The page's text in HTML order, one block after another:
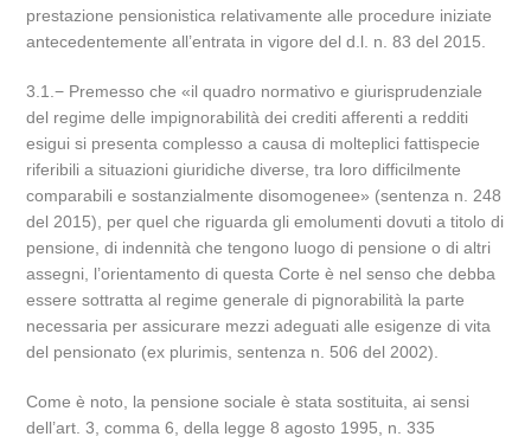
prestazione pensionistica relativamente alle procedure iniziate
antecedentemente all’entrata in vigore del d.l. n. 83 del 2015.
3.1.− Premesso che «il quadro normativo e giurisprudenziale
del regime delle impignorabilità dei crediti afferenti a redditi
esigui si presenta complesso a causa di molteplici fattispecie
riferibili a situazioni giuridiche diverse, tra loro difficilmente
comparabili e sostanzialmente disomogenee» (sentenza n. 248
del 2015), per quel che riguarda gli emolumenti dovuti a titolo di
pensione, di indennità che tengono luogo di pensione o di altri
assegni, l’orientamento di questa Corte è nel senso che debba
essere sottratta al regime generale di pignorabilità la parte
necessaria per assicurare mezzi adeguati alle esigenze di vita
del pensionato (ex plurimis, sentenza n. 506 del 2002).
Come è noto, la pensione sociale è stata sostituita, ai sensi
dell’art. 3, comma 6, della legge 8 agosto 1995, n. 335